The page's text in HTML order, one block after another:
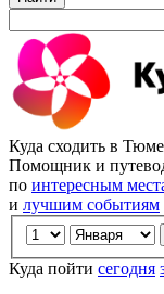
Куда сходить в
Помощник и
по интересным
и лучшим событиям
Куда пойти сегодня